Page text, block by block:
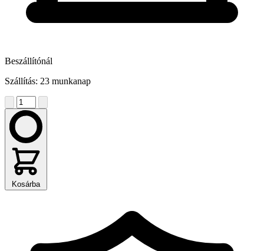
Beszállítónál
Szállítás: 23 munkanap
Kosárba